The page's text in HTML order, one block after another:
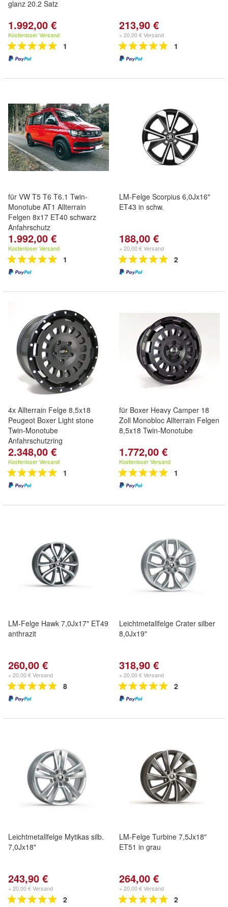
glanz 20.2 Satz
1.992,00 €
Kostenloser Versand
1
213,90 €
+ 20,00 € Versand
1
für VW T5 T6 T6.1 Twin-
Monotube AT1 Allterrain
Felgen 8x17 ET40 schwarz
Anfahrschutz
1.992,00 €
Kostenloser Versand
1
LM-Felge Scorpius 6,0Jx16"
ET43 in schw.
188,00 €
+ 20,00 € Versand
2
4x Allterrain Felge 8,5x18
Peugeot Boxer Light stone
Twin-Monotube
Anfahrschutzring
2.348,00 €
Kostenloser Versand
1
für Boxer Heavy Camper 18
Zoll Monobloc Allterrain Felgen
8,5x18 Twin-Monotube
1.772,00 €
Kostenloser Versand
1
LM-Felge Hawk 7,0Jx17" ET49
anthrazit
260,00 €
+ 20,00 € Versand
8
Leichtmetallfelge Crater silber
8,0Jx19"
318,90 €
+ 20,00 € Versand
2
Leichtmetallfelge Mytikas silb.
7,0Jx18"
243,90 €
+ 20,00 € Versand
2
LM-Felge Turbine 7,5Jx18"
ET51 in grau
264,00 €
+ 20,00 € Versand
2